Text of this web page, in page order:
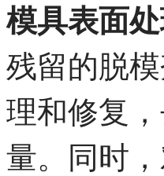
模具表面
残留的脱
理和修复
量。同时